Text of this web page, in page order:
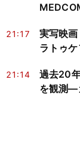
21:17
実写映
ラトゥ
21:14
過去20
を観測―